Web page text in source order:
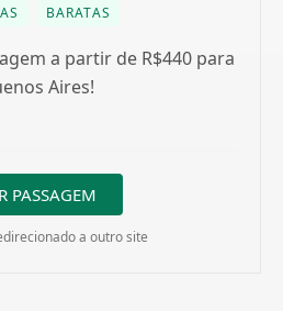
BARATAS
a partir de R$440 para
Aires!
PASSAGEM
a outro site